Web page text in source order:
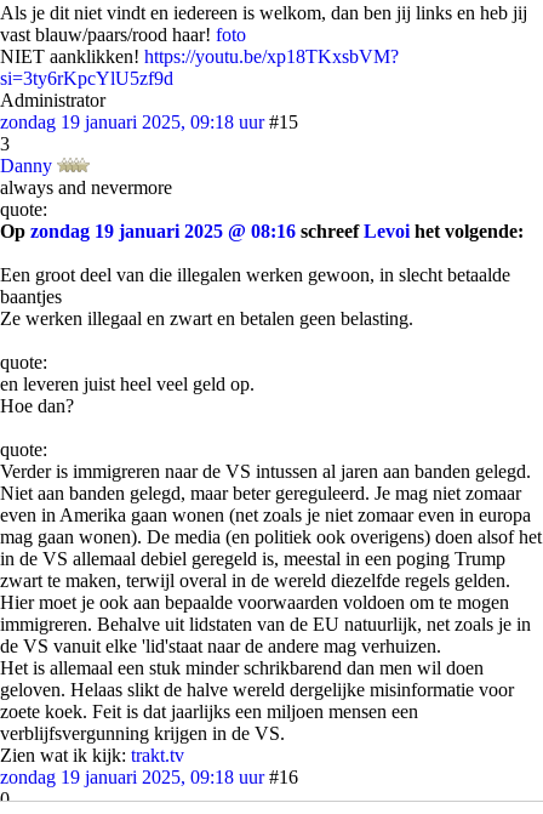
Als je dit niet vindt en iedereen is welkom, dan ben jij links en heb jij
vast blauw/paars/rood haar! foto
NIET aanklikken! https://youtu.be/xp18TKxsbVM?
si=3ty6rKpcYlU5zf9d
Administrator
zondag 19 januari 2025, 09:18 uur #15
3
Danny
always and nevermore
quote:
Op zondag 19 januari 2025 @ 08:16 schreefLevoi het volgende:
Een groot deel van die illegalen werken gewoon, in slecht betaalde
baantjes
Ze werken illegaal en zwart en betalen geen belasting.
quote:
en leveren juist heel veel geld op.
Hoe dan?
quote:
Verder is immigreren naar de VS intussen al jaren aan banden gelegd.
Niet aan banden gelegd, maar beter gereguleerd. Je mag niet zomaar
even in Amerika gaan wonen (net zoals je niet zomaar even in europa
mag gaan wonen). De media (en politiek ook overigens) doen alsof het
in de VS allemaal debiel geregeld is, meestal in een poging Trump
zwart te maken, terwijl overal in de wereld diezelfde regels gelden.
Hier moet je ook aan bepaalde voorwaarden voldoen om te mogen
immigreren. Behalve uit lidstaten van de EU natuurlijk, net zoals je in
de VS vanuit elke 'lid'staat naar de andere mag verhuizen.
Het is allemaal een stuk minder schrikbarend dan men wil doen
geloven. Helaas slikt de halve wereld dergelijke misinformatie voor
zoete koek. Feit is dat jaarlijks een miljoen mensen een
verblijfsvergunning krijgen in de VS.
Zien wat ik kijk: trakt.tv
zondag 19 januari 2025, 09:18 uur #16
0